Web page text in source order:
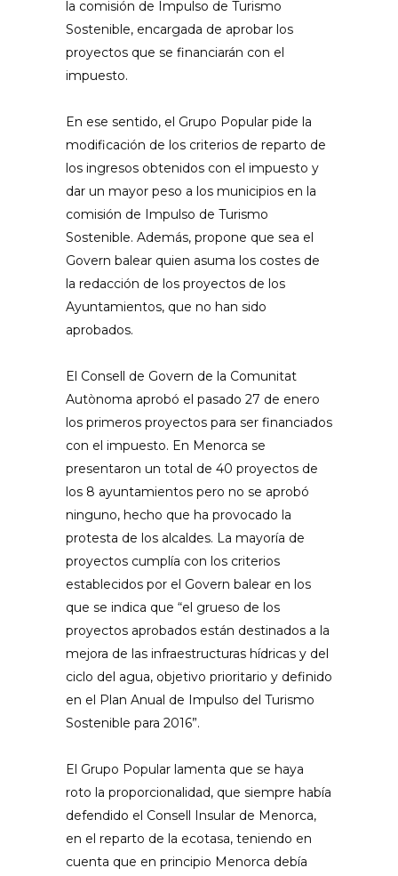
la comisión de Impulso de Turismo
Sostenible, encargada de aprobar los
proyectos que se financiarán con el
impuesto.
En ese sentido, el Grupo Popular pide la
modificación de los criterios de reparto de
los ingresos obtenidos con el impuesto y
dar un mayor peso a los municipios en la
comisión de Impulso de Turismo
Sostenible. Además, propone que sea el
Govern balear quien asuma los costes de
la redacción de los proyectos de los
Ayuntamientos, que no han sido
aprobados.
El Consell de Govern de la Comunitat
Autònoma aprobó el pasado 27 de enero
los primeros proyectos para ser financiados
con el impuesto. En Menorca se
presentaron un total de 40 proyectos de
los 8 ayuntamientos pero no se aprobó
ninguno, hecho que ha provocado la
protesta de los alcaldes. La mayoría de
proyectos cumplía con los criterios
establecidos por el Govern balear en los
que se indica que “el grueso de los
proyectos aprobados están destinados a la
mejora de las infraestructuras hídricas y del
ciclo del agua, objetivo prioritario y definido
en el Plan Anual de Impulso del Turismo
Sostenible para 2016”.
El Grupo Popular lamenta que se haya
roto la proporcionalidad, que siempre había
defendido el Consell Insular de Menorca,
en el reparto de la ecotasa, teniendo en
cuenta que en principio Menorca debía